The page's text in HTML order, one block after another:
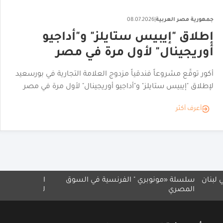
جمهورية مصر العربية 08.07.2026
إطلاق "إيبيس ستايلز" و"أداجيو
أوريجينال" لأول مرة في مصر
أكور توقّع مشروعاً فندقياً مزدوج العلامة التجارية في بورسعيد
لإطلاق "إيبيس ستايلز" و"أداجيو أوريجينال" لأول مرة في مصر
أعرف أكثر
" الفرنسية في السوق
انطلاق المعرض المصري